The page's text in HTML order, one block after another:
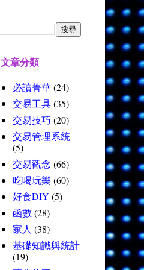
文章分類
必讀菁華(24)
交易工具(35)
交易技巧 (20)
交易管理系統
(5)
交易觀念 (66)
吃喝玩樂 (60)
好食DIY (5)
函數 (28)
家人 (38)
基礎知識與統計
(19)